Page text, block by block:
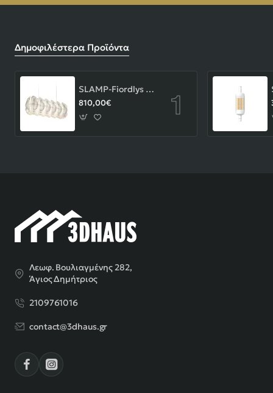
Δημοφιλέστερα Προϊόντα
SLAMP-Fiordlys Linear Φωτιστικό Κρεμαστό 90x26x33cm White ΚΩΔ.-FRDSXXLWHT01T00LINEU
810,00€
Λεωφ. Βουλιαγμένης 282,
Άγιος Δημήτριος
2109761016
contact@3dhaus.gr